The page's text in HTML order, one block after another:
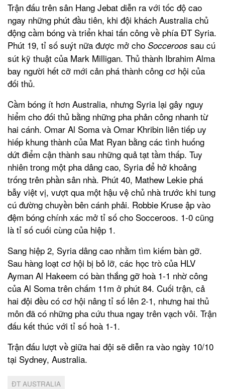
Trận đấu trên sân Hang Jebat diễn ra với tốc độ cao
ngay những phút đầu tiên, khi đội khách Australia chủ
động cầm bóng và triển khai tấn công về phía ĐT Syria.
Phút 19, tỉ số suýt nữa được mở cho Socceroos sau cú
sút kỹ thuật của Mark Milligan. Thủ thành Ibrahim Alma
bay người hết cỡ mới cản phá thành công cơ hội của
đối thủ.
Cầm bóng ít hơn Australia, nhưng Syria lại gây nguy
hiểm cho đối thủ bằng những pha phản công nhanh từ
hai cánh. Omar Al Soma và Omar Khribin liên tiếp uy
hiếp khung thành của Mat Ryan bằng các tình huống
dứt điểm cận thành sau những quả tạt tầm thấp. Tuy
nhiên trong một pha dâng cao, Syria để hở khoảng
trống trên phần sân nhà. Phút 40, Mathew Lekie phá
bẫy việt vị, vượt qua một hậu vệ chủ nhà trước khi tung
cú đường chuyền bên cánh phải. Robbie Kruse ập vào
đệm bóng chính xác mở tỉ số cho Socceroos. 1-0 cũng
là tỉ số cuối cùng của hiệp 1.
Sang hiệp 2, Syria dâng cao nhằm tìm kiếm bàn gỡ.
Sau hàng loạt cơ hội bị bỏ lỡ, các học trò của HLV
Ayman Al Hakeem có bàn thắng gỡ hoà 1-1 nhờ công
của Al Soma trên chấm 11m ở phút 84. Cuối trận, cả
hai đội đều có cơ hội nâng tỉ số lên 2-1, nhưng hai thủ
môn đã có những pha cứu thua ngay trên vạch vôi. Trận
đấu kết thúc với tỉ số hoà 1-1.
Trận đấu lượt về giữa hai đội sẽ diễn ra vào ngày 10/10
tại Sydney, Australia.
ĐT AUSTRALIA